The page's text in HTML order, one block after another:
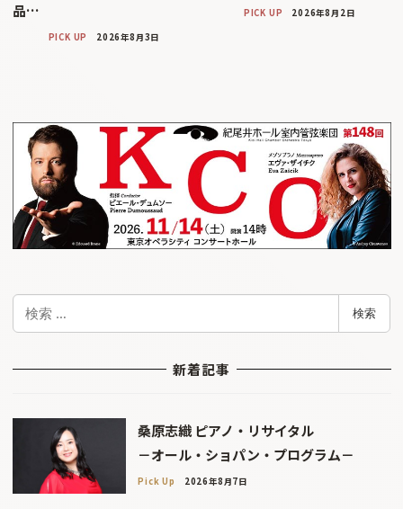
品…
PICK UP 2026年8月3日
PICK UP 2026年8月2日
検索
新着記事
桑原志織 ピアノ・リサイタル
－オール・ショパン・プログラム－
Pick Up 2026年8月7日